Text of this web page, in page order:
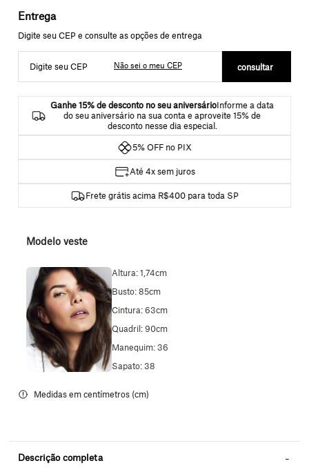
Não sei o meu CEP
Ganhe 15% de desconto no seu aniversárioInforme a data
do seu aniversário na sua conta e aproveite 15% de
desconto nesse dia especial.
5% OFF no PIX
Até 4x sem juros
Frete grátis acima R$400 para toda SP
Modelo veste
Altura: 1,74cm
Busto: 85cm
Cintura: 63cm
Quadril: 90cm
Manequim: 36
Sapato: 38
Descrição completa